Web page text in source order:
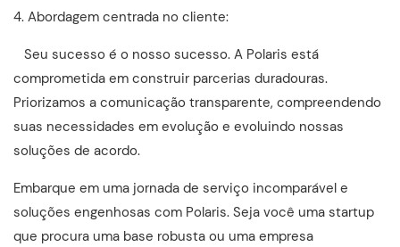
4. Abordagem centrada no cliente:
Seu sucesso é o nosso sucesso. A Polaris está
comprometida em construir parcerias duradouras.
Priorizamos a comunicação transparente, compreendendo
suas necessidades em evolução e evoluindo nossas
soluções de acordo.
Embarque em uma jornada de serviço incomparável e
soluções engenhosas com Polaris. Seja você uma startup
que procura uma base robusta ou uma empresa